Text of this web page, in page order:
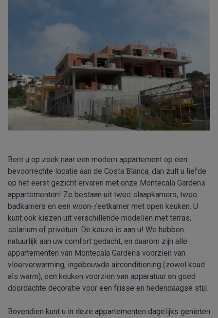
Bent u op zoek naar een modern appartement op een
bevoorrechte locatie aan de Costa Blanca, dan zult u liefde
op het eerst gezicht ervaren met onze Montecala Gardens
appartementen! Ze bestaan uit twee slaapkamers, twee
badkamers en een woon-/eetkamer met open keuken. U
kunt ook kiezen uit verschillende modellen met terras,
solarium of privétuin. De keuze is aan u! We hebben
natuurlijk aan uw comfort gedacht, en daarom zijn alle
appartementen van Montecala Gardens voorzien van
vloerverwarming, ingebouwde airconditioning (zowel koud
als warm), een keuken voorzien van apparatuur en goed
doordachte decoratie voor een frisse en hedendaagse stijl.
Bovendien kunt u in deze appartementen dagelijks genieten